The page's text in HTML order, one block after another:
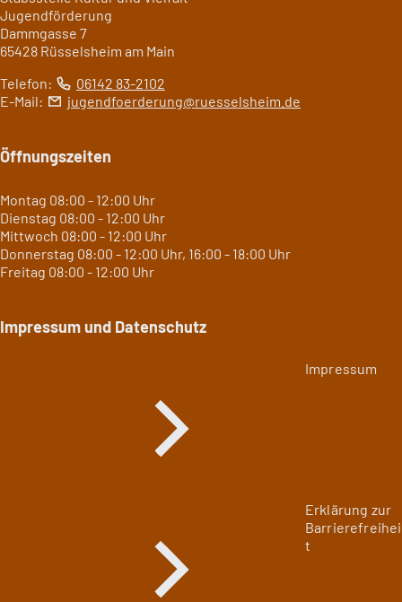
Jugendförderung
Dammgasse 7
65428 Rüsselsheim am Main
Telefon:
06142 83-2102
E-Mail:
jugendfoerderung ruesselsheim de
Öffnungszeiten
Montag 08:00 - 12:00 Uhr
Dienstag 08:00 - 12:00 Uhr
Mittwoch 08:00 - 12:00 Uhr
Donnerstag 08:00 - 12:00 Uhr, 16:00 - 18:00 Uhr
Freitag 08:00 - 12:00 Uhr
Impressum und Datenschutz
Impressum
Erklärung zur
Barrierefreihei
t